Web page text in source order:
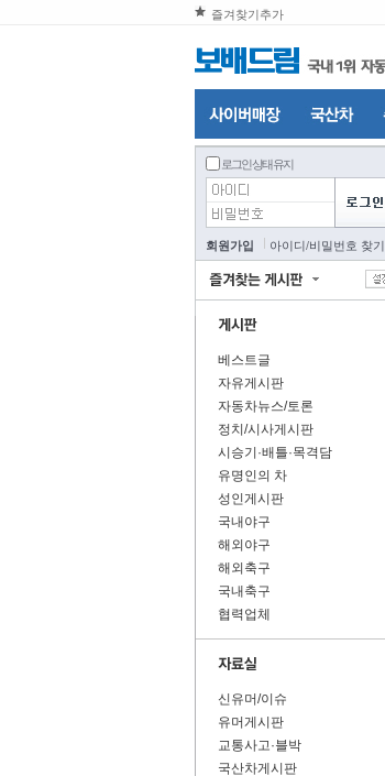
즐겨찾기추가
로그인 상태 유지
회원가입 아이디/비밀번호 찾기
베스트글
자유게시판
자동차뉴스/토론
정치/시사게시판
시승기·배틀·목격담
유명인의 차
성인게시판
국내야구
해외야구
해외축구
국내축구
협력업체
신유머/이슈
유머게시판
교통사고·블박
국산차게시판